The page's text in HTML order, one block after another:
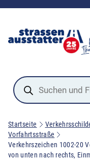
Products
search
Startseite
Vorfahrtsstraße
Verkehrszeichen 1002-20
von unten nach rechts,